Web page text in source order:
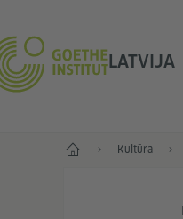
LATVIJA
Sākums Kultūra